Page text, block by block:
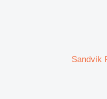
Sandvik